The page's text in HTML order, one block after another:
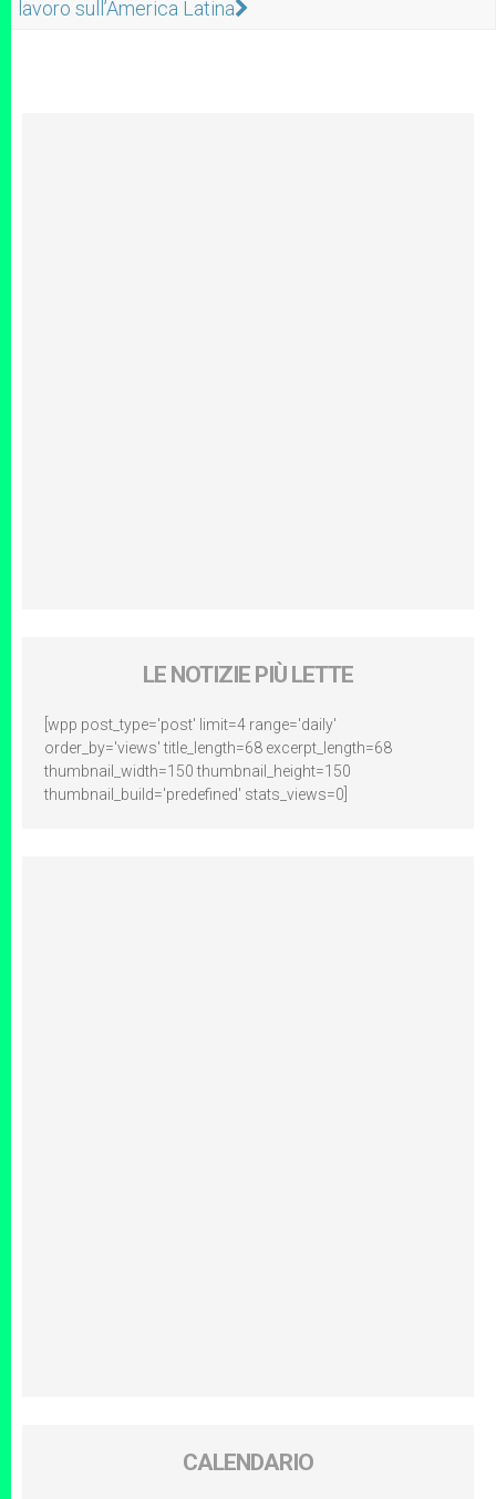
lavoro sull’America Latina
LE NOTIZIE PIÙ LETTE
[wpp post_type='post' limit=4 range='daily'
order_by='views' title_length=68 excerpt_length=68
thumbnail_width=150 thumbnail_height=150
thumbnail_build='predefined' stats_views=0]
CALENDARIO